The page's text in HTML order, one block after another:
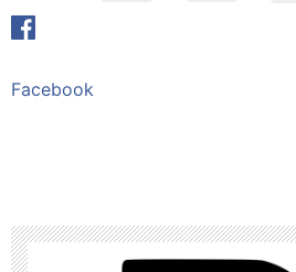
Facebook